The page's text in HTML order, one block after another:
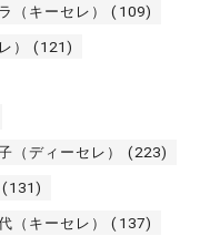
（キーセレ） (109)
） (121)
（ディーセレ） (223)
(131)
（キーセレ） (137)